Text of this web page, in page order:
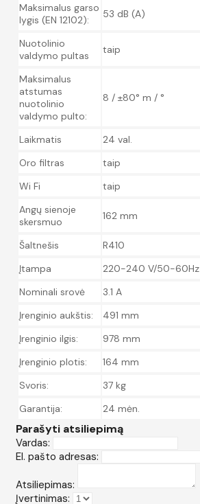
Maksimalus garso
lygis (EN 12102):
53 dB (A)
Nuotolinio
valdymo pultas
taip
Maksimalus
atstumas
nuotolinio
valdymo pulto:
8 / ±80° m / °
Laikmatis
24 val.
Oro filtras
taip
Wi Fi
taip
Angų sienoje
skersmuo
162 mm
Šaltnešis
R410
Įtampa
220-240 V/50-60Hz
Nominali srovė
3.1 A
Įrenginio aukštis:
491 mm
Įrenginio ilgis:
978 mm
Įrenginio plotis:
164 mm
Svoris:
37 kg
Garantija:
24 mėn.
Parašyti atsiliepimą
Vardas:
El. pašto adresas:
Atsiliepimas:
Įvertinimas: